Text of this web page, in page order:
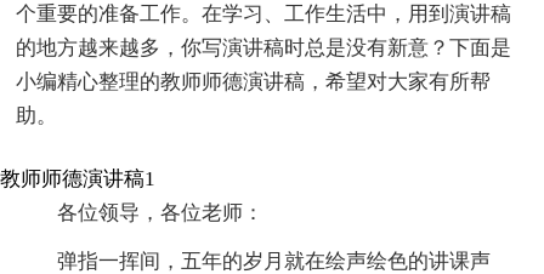
个重要的准备工作。在学习、工作生活中，用到演讲稿
的地方越来越多，你写演讲稿时总是没有新意？下面是
小编精心整理的教师师德演讲稿，希望对大家有所帮
助。
教师师德演讲稿1
各位领导，各位老师：
弹指一挥间，五年的岁月就在绘声绘色的讲课声